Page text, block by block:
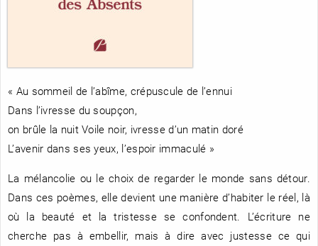
RENCONTRE AVEC…
REVUE DE PRESSE
« Au sommeil de l’abîme, crépuscule de l’ennui
Dans l’ivresse du soupçon,
on brûle la nuit Voile noir, ivresse d’un matin doré
L’avenir dans ses yeux, l’espoir immaculé »
La mélancolie ou le choix de regarder le monde sans détour.
Dans ces poèmes, elle devient une manière d’habiter le réel, là
où la beauté et la tristesse se confondent. L’écriture ne
cherche pas à embellir, mais à dire avec justesse ce qui